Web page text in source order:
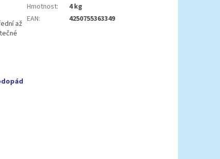
až
Hmotnost:
4 kg
EAN: 4250755363349